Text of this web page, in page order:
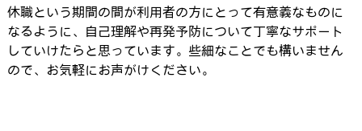
休職という期間の間が利用者の方にとって有意義なものに
なるように、自己理解や再発予防について丁寧なサポート
していけたらと思っています。些細なことでも構いません
ので、お気軽にお声がけください。